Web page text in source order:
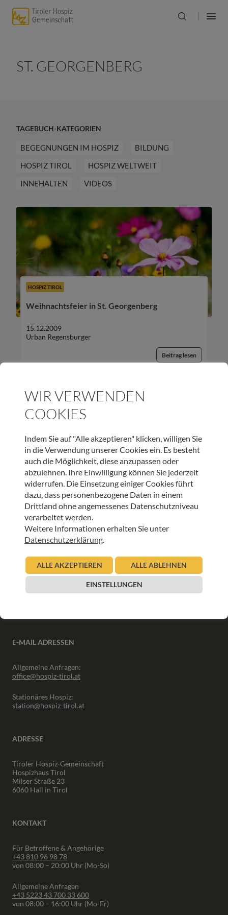
ST. GEORGENBERG
TAGEBUCH-KATEGORIEN
BEGEGNUNGEN IM HOSPIZ
BILDUNG
HOSPIZ TIROL
HOSPIZ WELTWEIT
INNEHALTEN
VIDEOS
HOSPIZ TIROL
Weihnachtsfeier in St. Georgenberg
15.12.2009
Urban Regensburger
Beitrag lesen
ANMELDEN
INFORMATIONEN
Downloads
Interner Bereich
Partner
E-MAIL ADRESSEN
Allgemeine Anfragen:
office@hospiz-tirol.at
Stationäres Hospiz:
station@hospiz-tirol.at
ADRESSE
Tiroler Hospiz-Gemeinschaft
Hospizhaus Tirol
Milser Straße 23
6060 Hall in Tirol
KONTAKT
Für Betroffene & Angehörige
+43 810 96 98 78
von 08:00 – 20:00 Uhr (Mo-So)
Allgemeine Anfragen
+43 5223 43 700 33 600
von 08:00 – 16:00 Uhr (Mo-Fr)
WIR VERWENDEN
COOKIES
Indem Sie auf "Alle akzeptieren" klicken, willigen Sie
in die Verwendung unserer Cookies ein. Es besteht
auch die Möglichkeit, diese anzupassen oder
abzulehnen. Ihre Einwilligung können Sie jederzeit
widerrufen. Die Einsetzung einiger Cookies führt
dazu, dass personenbezogene Daten in einem
Drittland ohne angemessenes Datenschutzniveau
verarbeitet werden.
Weitere Informationen erhalten Sie unter
Datenschutzerklärung.
ALLE AKZEPTIEREN ALLE ABLEHNEN
EINSTELLUNGEN